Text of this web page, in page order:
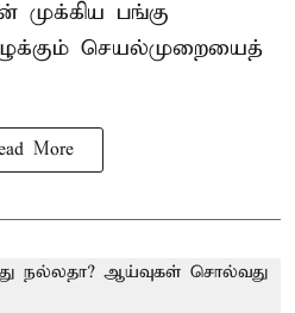
பங்கு
செயல்முறையைத்
More